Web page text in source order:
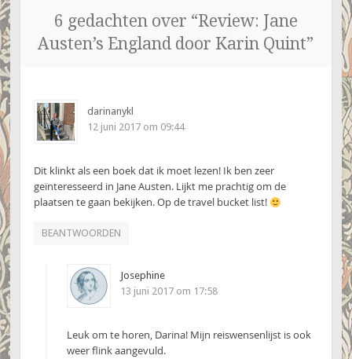
6 gedachten over “Review: Jane
Austen’s England door Karin Quint”
darinanykl
12 juni 2017 om 09:44
Dit klinkt als een boek dat ik moet lezen! Ik ben zeer
geïnteresseerd in Jane Austen. Lijkt me prachtig om de
plaatsen te gaan bekijken. Op de travel bucket list!
BEANTWOORDEN
Josephine
13 juni 2017 om 17:58
Leuk om te horen, Darina! Mijn reiswensenlijst is ook
weer flink aangevuld.